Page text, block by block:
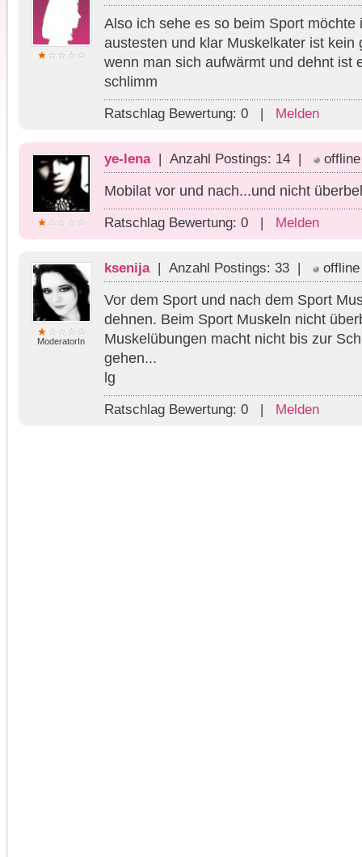
Also ich sehe es so beim Sport möchte
austesten und klar Muskelkater ist kein
wenn man sich aufwärmt und dehnt ist
schlimm
Ratschlag Bewertung: 0| Melden
ye-lena| Anzahl Postings: 14 | offline
Mobilat vor und nach...und nicht
Ratschlag Bewertung: 0| Melden
ModeratorIn
ksenija| Anzahl Postings: 33 | offline
Vor dem Sport und nach dem Sport
dehnen. Beim Sport Muskeln nicht
Muskelübungen macht nicht bis zur
gehen...
lg
Ratschlag Bewertung: 0| Melden